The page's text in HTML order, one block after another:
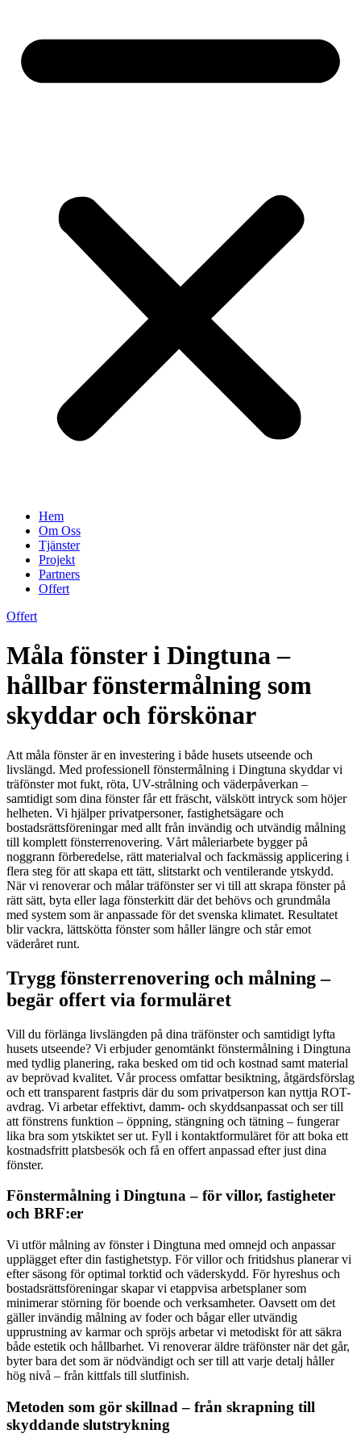
Hem
Om Oss
Tjänster
Projekt
Partners
Offert
Offert
Måla fönster i Dingtuna –
hållbar fönstermålning som
skyddar och förskönar
Att måla fönster är en investering i både husets utseende och
livslängd. Med professionell fönstermålning i Dingtuna skyddar vi
träfönster mot fukt, röta, UV-strålning och väderpåverkan –
samtidigt som dina fönster får ett fräscht, välskött intryck som höjer
helheten. Vi hjälper privatpersoner, fastighetsägare och
bostadsrättsföreningar med allt från invändig och utvändig målning
till komplett fönsterrenovering. Vårt måleriarbete bygger på
noggrann förberedelse, rätt materialval och fackmässig applicering i
flera steg för att skapa ett tätt, slitstarkt och ventilerande ytskydd.
När vi renoverar och målar träfönster ser vi till att skrapa fönster på
rätt sätt, byta eller laga fönsterkitt där det behövs och grundmåla
med system som är anpassade för det svenska klimatet. Resultatet
blir vackra, lättskötta fönster som håller längre och står emot
väderåret runt.
Trygg fönsterrenovering och målning –
begär offert via formuläret
Vill du förlänga livslängden på dina träfönster och samtidigt lyfta
husets utseende? Vi erbjuder genomtänkt fönstermålning i Dingtuna
med tydlig planering, raka besked om tid och kostnad samt material
av beprövad kvalitet. Vår process omfattar besiktning, åtgärdsförslag
och ett transparent fastpris där du som privatperson kan nyttja ROT-
avdrag. Vi arbetar effektivt, damm- och skyddsanpassat och ser till
att fönstrens funktion – öppning, stängning och tätning – fungerar
lika bra som ytskiktet ser ut. Fyll i kontaktformuläret för att boka ett
kostnadsfritt platsbesök och få en offert anpassad efter just dina
fönster.
Fönstermålning i Dingtuna – för villor, fastigheter
och BRF:er
Vi utför målning av fönster i Dingtuna med omnejd och anpassar
upplägget efter din fastighetstyp. För villor och fritidshus planerar vi
efter säsong för optimal torktid och väderskydd. För hyreshus och
bostadsrättsföreningar skapar vi etappvisa arbetsplaner som
minimerar störning för boende och verksamheter. Oavsett om det
gäller invändig målning av foder och bågar eller utvändig
upprustning av karmar och spröjs arbetar vi metodiskt för att säkra
både estetik och hållbarhet. Vi renoverar äldre träfönster när det går,
byter bara det som är nödvändigt och ser till att varje detalj håller
hög nivå – från kittfals till slutfinish.
Metoden som gör skillnad – från skrapning till
skyddande slutstrykning